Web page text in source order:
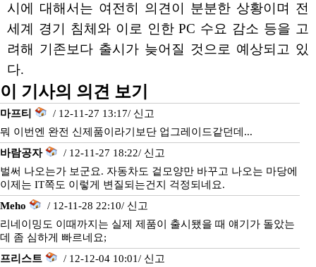
시에 대해서는 여전히 의견이 분분한 상황이며 전
세계 경기 침체와 이로 인한 PC 수요 감소 등을 고
려해 기존보다 출시가 늦어질 것으로 예상되고 있
다.
이 기사의 의견 보기
마프티 / 12-11-27 13:17/ 신고
뭐 이번엔 완전 신제품이라기보단 업그레이드같던데...
바람공자
/ 12-11-27 18:22/ 신고
벌써 나오는가 보군요. 자동차도 겉모양만 바꾸고 나오는 마당에
이제는 IT쪽도 이렇게 변질되는건지 걱정되네요.
Meho
/ 12-11-28 22:10/ 신고
리네이밍도 이때까지는 실제 제품이 출시됐을 때 얘기가 돌았는
데 좀 심하게 빠르네요;
프리스트
/ 12-12-04 10:01/ 신고